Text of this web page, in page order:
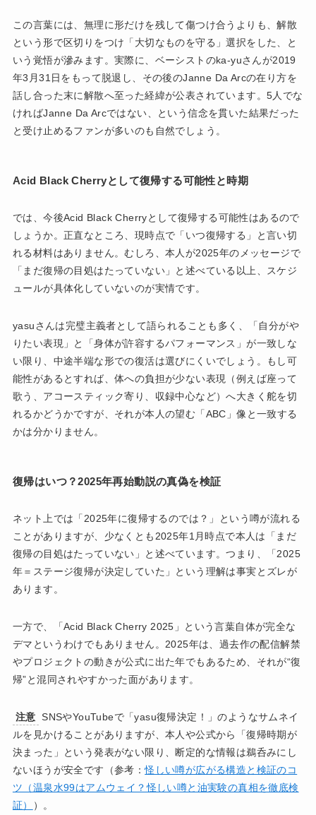
この言葉には、無理に形だけを残して傷つけ合うよりも、解散
という形で区切りをつけ「大切なものを守る」選択をした、と
いう覚悟が滲みます。実際に、ベーシストのka-yuさんが2019
年3月31日をもって脱退し、その後のJanne Da Arcの在り方を
話し合った末に解散へ至った経緯が公表されています。5人でな
ければJanne Da Arcではない、という信念を貫いた結果だった
と受け止めるファンが多いのも自然でしょう。
Acid Black Cherryとして復帰する可能性と時期
では、今後Acid Black Cherryとして復帰する可能性はあるので
しょうか。正直なところ、現時点で「いつ復帰する」と言い切
れる材料はありません。むしろ、本人が2025年のメッセージで
「まだ復帰の目処はたっていない」と述べている以上、スケジ
ュールが具体化していないのが実情です。
yasuさんは完璧主義者として語られることも多く、「自分がや
りたい表現」と「身体が許容するパフォーマンス」が一致しな
い限り、中途半端な形での復活は選びにくいでしょう。もし可
能性があるとすれば、体への負担が少ない表現（例えば座って
歌う、アコースティック寄り、収録中心など）へ大きく舵を切
れるかどうかですが、それが本人の望む「ABC」像と一致する
かは分かりません。
復帰はいつ？2025年再始動説の真偽を検証
ネット上では「2025年に復帰するのでは？」という噂が流れる
ことがありますが、少なくとも2025年1月時点で本人は「まだ
復帰の目処はたっていない」と述べています。つまり、「2025
年＝ステージ復帰が決定していた」という理解は事実とズレが
あります。
一方で、「Acid Black Cherry 2025」という言葉自体が完全な
デマというわけでもありません。2025年は、過去作の配信解禁
やプロジェクトの動きが公式に出た年でもあるため、それが“復
帰”と混同されやすかった面があります。
注意 SNSやYouTubeで「yasu復帰決定！」のようなサムネイ
ルを見かけることがありますが、本人や公式から「復帰時期が
決まった」という発表がない限り、断定的な情報は鵜呑みにし
ないほうが安全です（参考：怪しい噂が広がる構造と検証のコ
ツ（温泉水99はアムウェイ？怪しい噂と油実験の真相を徹底検
証）
）。